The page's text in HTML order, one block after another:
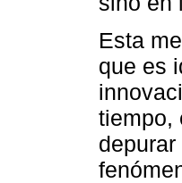
Esta
que es
tiempo,